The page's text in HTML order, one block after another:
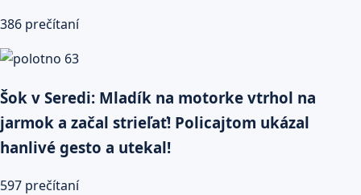
386 prečítaní
Šok v Seredi: Mladík na motorke vtrhol na
jarmok a začal strieľať! Policajtom ukázal
hanlivé gesto a utekal!
597 prečítaní